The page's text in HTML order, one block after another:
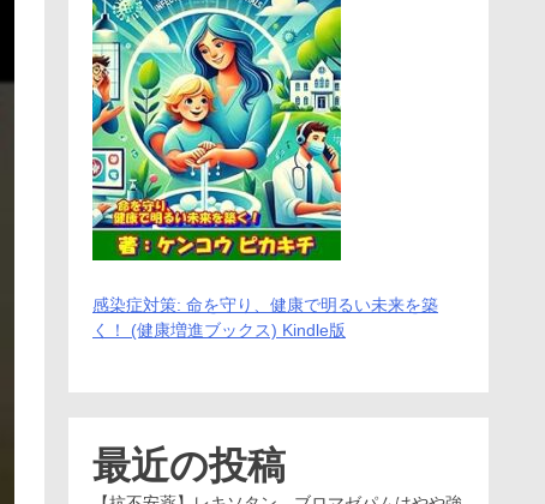
感染症対策: 命を守り、健康で明るい未来を築
く！ (健康増進ブックス) Kindle版
最近の投稿